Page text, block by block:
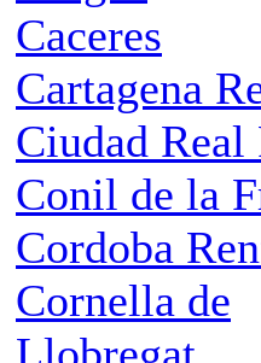
Caceres
Cartagena
Ciudad Real
Conil de la
Cordoba
Cornella de